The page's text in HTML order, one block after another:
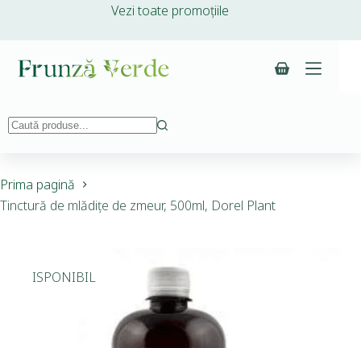
Vezi toate promoțiile
Prima pagină
Tinctură de mlădițe de zmeur, 500ml, Dorel Plant
INDISPONIBIL